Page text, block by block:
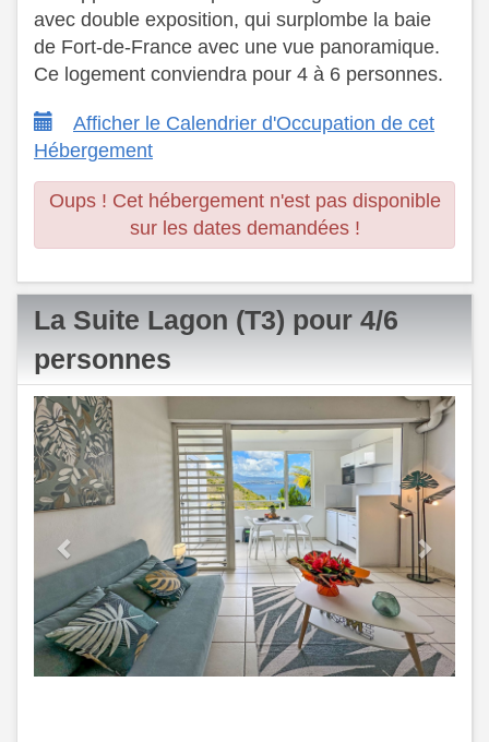
avec double exposition, qui surplombe la baie
de Fort-de-France avec une vue panoramique.
Ce logement conviendra pour 4 à 6 personnes.
Afficher le Calendrier d'Occupation de cet
Hébergement
Oups ! Cet hébergement n'est pas disponible
sur les dates demandées !
La Suite Lagon (T3) pour 4/6
personnes
Previous Next